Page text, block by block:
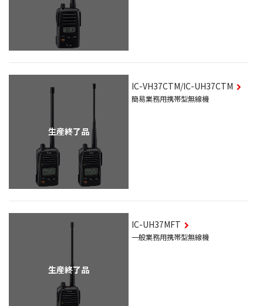
生産終了品
IC-VH37CTM/IC-UH37CTM
簡易業務用携帯型無線機
生産終了品
IC-UH37MFT
一般業務用携帯型無線機